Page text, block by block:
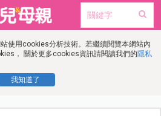
使用cookies分析技術。若繼續閱覽本網站內
， 關於更多cookies資訊請閱讀我們的隱私
我知道了